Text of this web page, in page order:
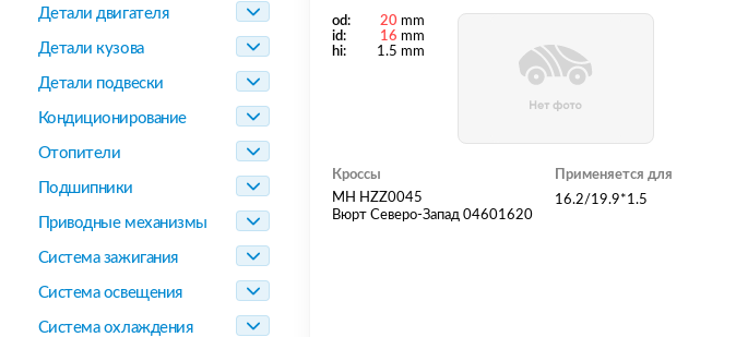
Детали двигателя
Детали кузова
Детали подвески
Кондиционирование
Отопители
Подшипники
Приводные механизмы
Система зажигания
Система освещения
Система охлаждения
od: 20 mm
id:
16 mm
hi:
1.5 mm
Кроссы
MH HZZ0045
Вюрт Северо-Запад 04601620
Применяется для
16.2/19.9*1.5